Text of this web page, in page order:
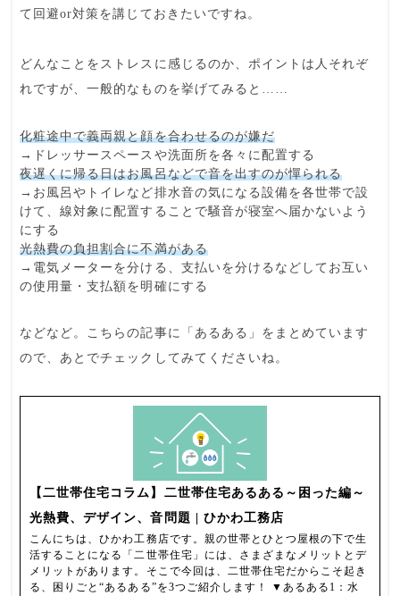
て回避or対策を講じておきたいですね。
どんなことをストレスに感じるのか、ポイントは人それぞ
れですが、一般的なものを挙げてみると……
化粧途中で義両親と顔を合わせるのが嫌だ
→
ドレッサースペース や洗面所を各々に配置する
夜遅くに帰る日はお風呂などで音を出すのが憚られる
→お風呂やトイレなど排水音の気になる設備を各世帯で設
けて、線対象に配置することで騒音が寝室へ届かないよう
にする
光熱費の負担割合に不満がある
→電気メーターを分ける、支払いを分けるなどして お互い
の使用量・支払額を明確に する
などなど。こちらの記事に「 あるある 」をまとめています
ので、あとでチェックしてみてくださいね。
【二世帯住宅コラム】二世帯住宅あるある～困った編～
光熱費、デザイン、音問題 | ひかわ工務店
こんにちは、ひかわ工務店です。親の世帯とひとつ屋根の下で生
活することになる「二世帯住宅」には、さまざまなメリットとデ
メリットがあります。そこで今回は、二世帯住宅だからこそ起き
る、困りごと“あるある”を3つご紹介します！ ▼あるある1：水